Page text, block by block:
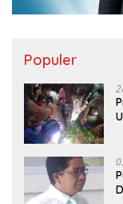
Populer